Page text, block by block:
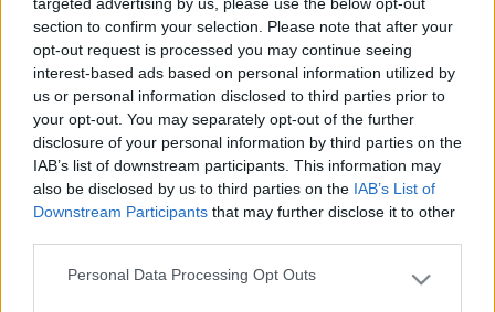
section to confirm your selection. Please note that after your
opt-out request is processed you may continue seeing
interest-based ads based on personal information utilized by
us or personal information disclosed to third parties prior to
your opt-out. You may separately opt-out of the further
disclosure of your personal information by third parties on the
IAB’s list of downstream participants. This information may
also be disclosed by us to third parties on the IAB’s List of
Downstream Participants that may further disclose it to other
Please note that this website/app uses one or more Google
Personal Data Processing Opt Outs
Judy
camperusc
1880
Inserito il07/11/2018 alle:16:16:46
In risposta al messaggio di judidel07/11/2018alle15:36:18
Salve,il prossimo weekend vorrei recarmi alla festa del tartufo bianco a
San gGiovann d asso ...qualcuno ci è già stato...sapete dirmi o indicarmi
dove posso sostare per una notte ....grazie Judy